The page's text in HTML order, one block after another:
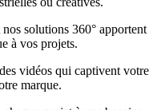
solutions 360° apportent
à vos projets.
vidéos qui captivent votre
marque.